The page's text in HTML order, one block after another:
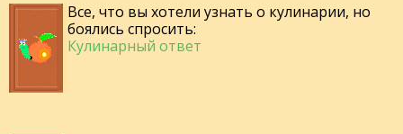
Все, что вы хотели узнать о кулинарии, но
боялись спросить:
Кулинарный ответ